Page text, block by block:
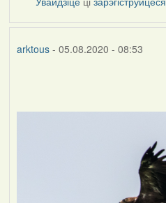
arktous- 05.08.2020 - 08:53